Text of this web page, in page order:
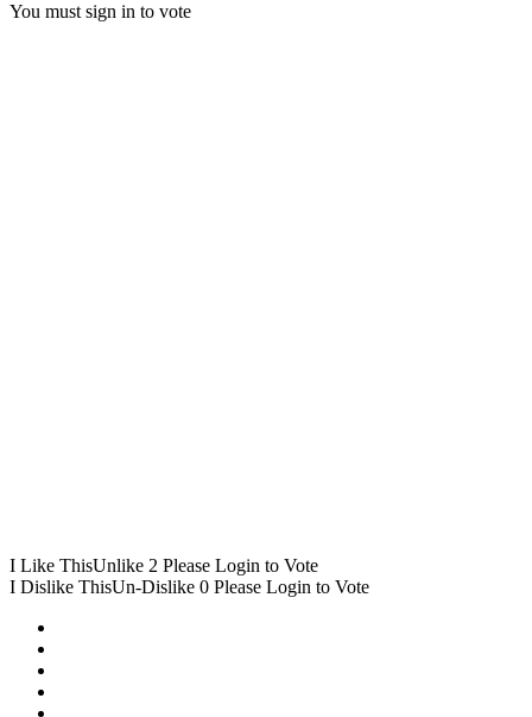
You must sign in to vote
I Like ThisUnlike 2 Please Login to Vote
I Dislike ThisUn-Dislike 0 Please Login to Vote